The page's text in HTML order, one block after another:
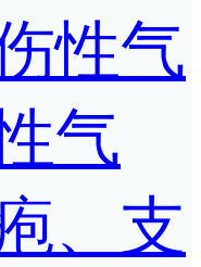
性气
气
、支